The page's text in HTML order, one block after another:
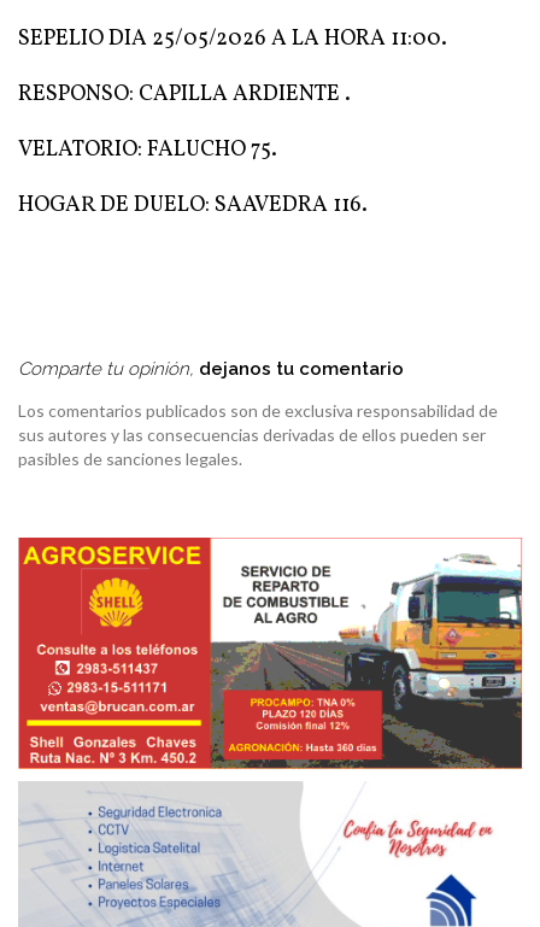
SEPELIO DIA 25/05/2026 A LA HORA 11:00.
RESPONSO: CAPILLA ARDIENTE .
VELATORIO: FALUCHO 75.
HOGAR DE DUELO: SAAVEDRA 116.
Comparte tu opinión, dejanos tu comentario
Los comentarios publicados son de exclusiva responsabilidad de
sus autores y las consecuencias derivadas de ellos pueden ser
pasibles de sanciones legales.